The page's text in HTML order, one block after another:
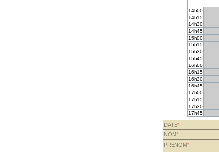
14h00
14h15
14h30
14h45
15h00
15h15
15h30
15h45
16h00
16h15
16h30
16h45
17h00
17h15
17h30
17h45
DATE*
NOM*
PRENOM*